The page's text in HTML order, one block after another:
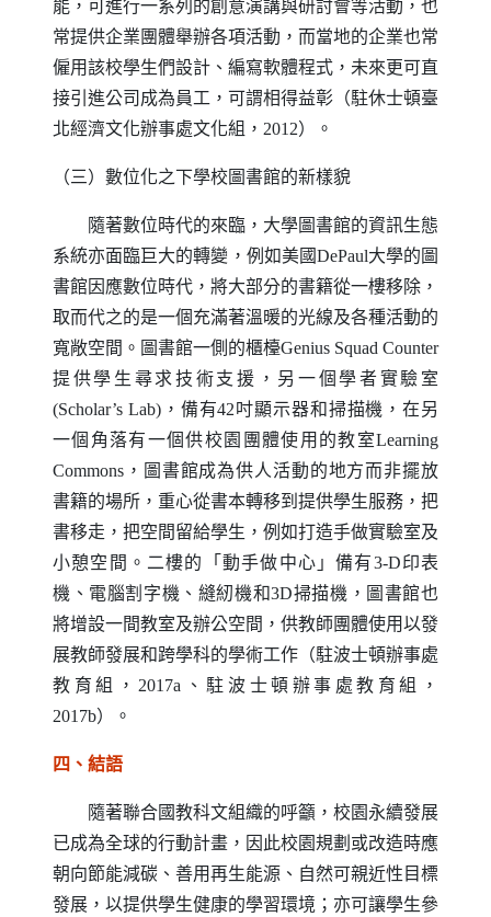
能，可進行一系列的創意演講與研討會等活動，也
常提供企業團體舉辦各項活動，而當地的企業也常
僱用該校學生們設計、編寫軟體程式，未來更可直
接引進公司成為員工，可謂相得益彰（駐休士頓臺
北經濟文化辦事處文化組， 2012）。
（三）數位化之下學校圖書館的新樣貌
隨著數位時代的來臨，大學圖書館的資訊生態
系統亦面臨巨大的轉變，例如美國DePaul大學的圖
書館因應數位時代，將大部分的書籍從一樓移除，
取而代之的是一個充滿著溫暖的光線及各種活動的
寬敞空間。圖書館一側的櫃檯Genius Squad Counter
提供學生尋求技術支援，另一個學者實驗室
(Scholar’s Lab)，備有42 吋顯示器和掃描機，在另
一個角落有一個供校園團體使用的教室Learning
Commons ，圖書館成為供人活動的地方而非擺放
書籍的場所，重心從書本轉移到提供學生服務，把
書移走，把空間留給學生，例如打造手做實驗室及
小憩空間。二樓的「動手做中心」備有3-D印表
機、電腦割字機、縫紉機和3D掃描機，圖書館也
將增設一間教室及辦公空間，供教師團體使用以發
展教師發展和跨學科的學術工作（駐波士頓辦事處
教育組， 2017a 、駐波士頓辦事處教育組，
2017b）。
四、結語
隨著聯合國教科文組織的呼籲，校園永續發展
已成為全球的行動計畫，因此校園規劃或改造時應
朝向節能減碳、善用再生能源、自然可親近性目標
發展，以提供學生健康的學習環境；亦可讓學生參